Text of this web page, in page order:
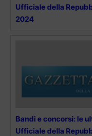
Ufficiale della
2024
Bandi e concorsi: le
Ufficiale della